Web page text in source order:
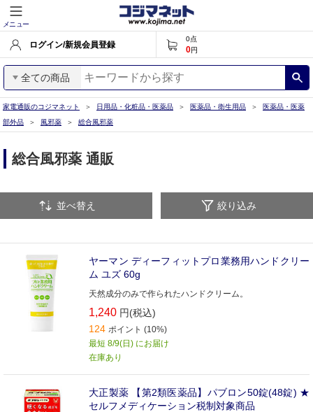
メニュー
ログイン/新規会員登録
0点
0円
全ての商品
家電通販のコジマネット 日用品・化粧品・医薬品 医薬品・衛生用品
医薬品・医薬
部外品
風邪薬 総合風邪薬
総合風邪薬 通販
並べ替え 絞り込み
ヤーマン ディーフィットプロ業務用ハンドクリー
ム ユズ 60g
天然成分のみで作られたハンドクリーム。
1,240 円(税込)
124 ポイント (10%)
最短 8/9(日) にお届け
在庫あり
大正製薬 【第2類医薬品】パブロン50錠(48錠) ★
セルフメディケーション税制対象商品